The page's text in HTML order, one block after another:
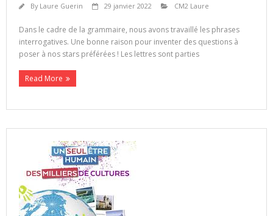
By Laure Guerin 29 janvier 2022 CM2 Laure
Dans le cadre de la grammaire, nous avons travaillé les phrases
interrogatives. Une bonne raison pour inventer des questions à
poser à nos stars préférées ! Les lettres sont parties
Read More